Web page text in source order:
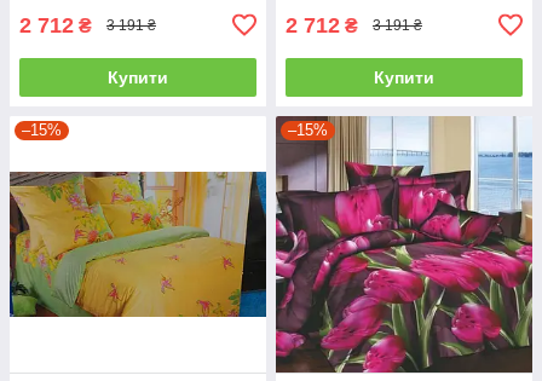
2 712 ₴ 3 191 ₴
Купити
2 712 ₴ 3 191 ₴
Купити
–15% –15%